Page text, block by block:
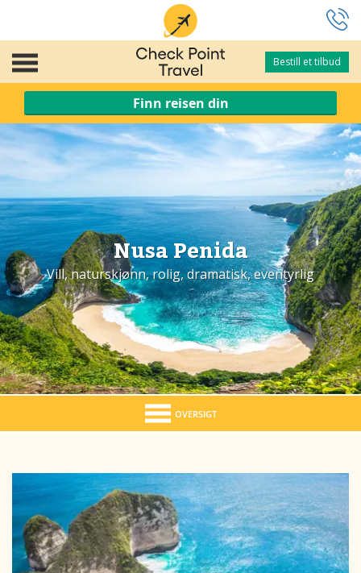
Bestill et tilbud
Bestill et tilbud
Finn reisen din
Nusa Penida
Vill, naturskjønn, rolig, dramatisk, eventyrlig
OVERSIGT